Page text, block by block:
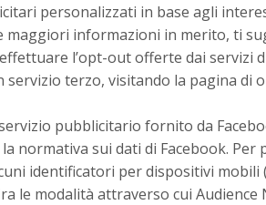
personalizzati in base agli
maggiori informazioni in merito, ti
l’opt-out offerte dai servizi
servizio terzo, visitando la pagina di
pubblicitario fornito da
la normativa sui dati di Facebook. Per
identificatori per dispositivi mobili
le modalità attraverso cui